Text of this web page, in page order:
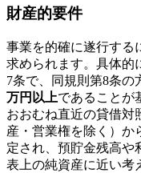
財産的要件
事業を的確に遂行する
求められます。具体的
7条で、同規則第8条の
万円以上であることが
おおむね直近の貸借対
産・営業権を除く）か
定され、預貯金残高や
表上の純資産に近い考